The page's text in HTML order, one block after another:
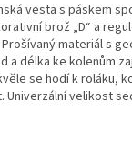
vesta s páskem
brož „D“ a
materiál s
a délka ke kolenům
se hodí k roláku,
velikost